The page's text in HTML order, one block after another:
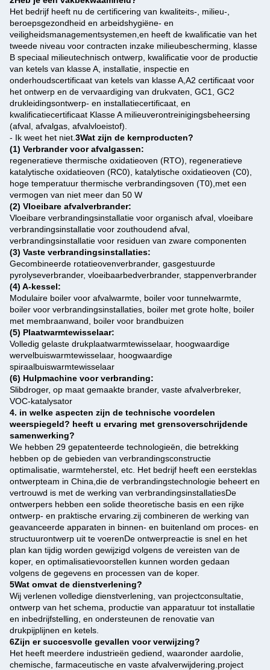
Het bedrijf heeft nu de certificering van kwaliteits-, milieu-,
beroepsgezondheid en arbeidshygiëne- en
veiligheidsmanagementsystemen,en heeft de kwalificatie van het
tweede niveau voor contracten inzake milieubescherming, klasse
B speciaal milieutechnisch ontwerp, kwalificatie voor de productie
van ketels van klasse A, installatie, inspectie en
onderhoudscertificaat van ketels van klasse A,A2 certificaat voor
het ontwerp en de vervaardiging van drukvaten, GC1, GC2
drukleidingsontwerp- en installatiecertificaat, en
kwalificatiecertificaat Klasse A milieuverontreinigingsbeheersing
(afval, afvalgas, afvalvloeistof).
- Ik weet het niet. 3Wat zijn de kernproducten?
(1) Verbrander voor afvalgassen:
regeneratieve thermische oxidatieoven (RTO), regeneratieve
katalytische oxidatieoven (RC0), katalytische oxidatieoven (C0),
hoge temperatuur thermische verbrandingsoven (T0),met een
vermogen van niet meer dan 50 W
(2) Vloeibare afvalverbrander:
Vloeibare verbrandingsinstallatie voor organisch afval, vloeibare
verbrandingsinstallatie voor zouthoudend afval,
verbrandingsinstallatie voor residuen van zware componenten
(3) Vaste verbrandingsinstallaties:
Gecombineerde rotatieovenverbrander, gasgestuurde
pyrolyseverbrander, vloeibaarbedverbrander, stappenverbrander
(4) A-kessel:
Modulaire boiler voor afvalwarmte, boiler voor tunnelwarmte,
boiler voor verbrandingsinstallaties, boiler met grote holte, boiler
met membraanwand, boiler voor brandbuizen
(5) Plaatwarmtewisselaar:
Volledig gelaste drukplaatwarmtewisselaar, hoogwaardige
wervelbuiswarmtewisselaar, hoogwaardige
spiraalbuiswarmtewisselaar
(6) Hulpmachine voor verbranding:
Slibdroger, op maat gemaakte brander, vaste afvalverbreker,
VOC-katalysator
4. in welke aspecten zijn de technische voordelen
weerspiegeld? heeft u ervaring met grensoverschrijdende
samenwerking?
We hebben 29 gepatenteerde technologieën, die betrekking
hebben op de gebieden van verbrandingsconstructie
optimalisatie, warmteherstel, etc. Het bedrijf heeft een eersteklas
ontwerpteam in China,die de verbrandingstechnologie beheert en
vertrouwd is met de werking van verbrandingsinstallatiesDe
ontwerpers hebben een solide theoretische basis en een rijke
ontwerp- en praktische ervaring.zij combineren de werking van
geavanceerde apparaten in binnen- en buitenland om proces- en
structuurontwerp uit te voerenDe ontwerpreactie is snel en het
plan kan tijdig worden gewijzigd volgens de vereisten van de
koper, en optimalisatievoorstellen kunnen worden gedaan
volgens de gegevens en processen van de koper.
5Wat omvat de dienstverlening?
Wij verlenen volledige dienstverlening, van projectconsultatie,
ontwerp van het schema, productie van apparatuur tot installatie
en inbedrijfstelling, en ondersteunen de renovatie van
drukpijplijnen en ketels.
6Zijn er succesvolle gevallen voor verwijzing?
Het heeft meerdere industrieën gediend, waaronder aardolie,
chemische, farmaceutische en vaste afvalverwijdering.project